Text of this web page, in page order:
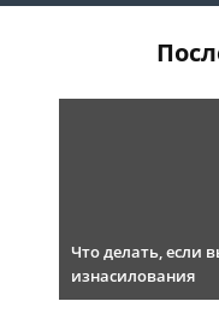
Что делать, если
изнасилования